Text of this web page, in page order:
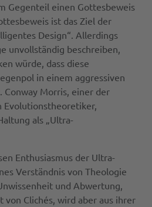
Gegenteil einen Gottesbeweis
ist das Ziel der
Design“. Allerdings
unvollständig beschreiben,
würde, dass diese
in einem aggressiven
Conway Morris, einer der
als „Ultra-
Enthusiasmus der Ultra-
Verständnis von Theologie
und Abwertung,
von Clichés, wird aber aus ihrer